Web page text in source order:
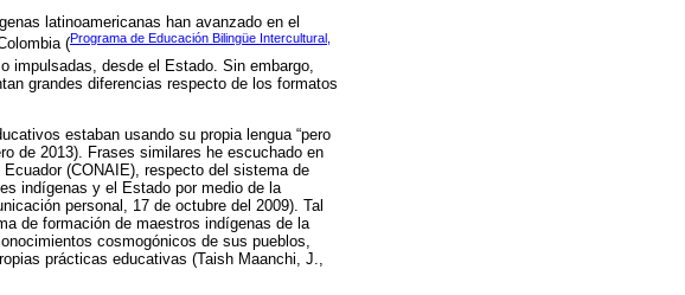
latinoamericanas han avanzado en el
(Programa de Educación Bilingüe Intercultural,
impulsadas, desde el Estado. Sin embargo,
grandes diferencias respecto de los formatos
estaban usando su propia lengua “pero
de 2013). Frases similares he escuchado en
(CONAIE), respecto del sistema de
indígenas y el Estado por medio de la
personal, 17 de octubre del 2009). Tal
de formación de maestros indígenas de la
cosmogónicos de sus pueblos,
prácticas educativas (Taish Maanchi, J.,